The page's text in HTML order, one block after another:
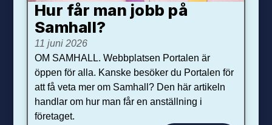
Hur får man jobb på
Samhall?
11 juni 2026
OM SAMHALL. Webbplatsen Portalen är
öppen för alla. Kanske besöker du Portalen för
att få veta mer om Samhall? Den här artikeln
handlar om hur man får en anställning i
företaget.